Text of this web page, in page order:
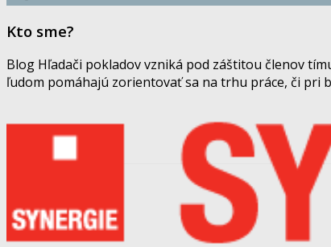
Kto sme?
Blog Hľadači pokladov vzniká pod záštitou členov
ľudom pomáhajú zorientovať sa na trhu práce, či pri